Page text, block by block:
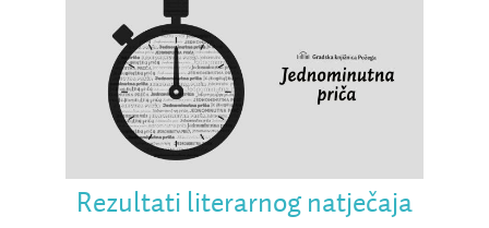
Rezultati literarnog
natječaja Jednominutna
priča 2025.
Rezultati literarnog natječaja